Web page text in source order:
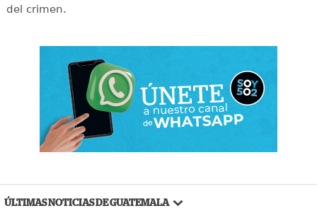
del crimen.
ÚLTIMAS NOTICIAS DE GUATEMALA